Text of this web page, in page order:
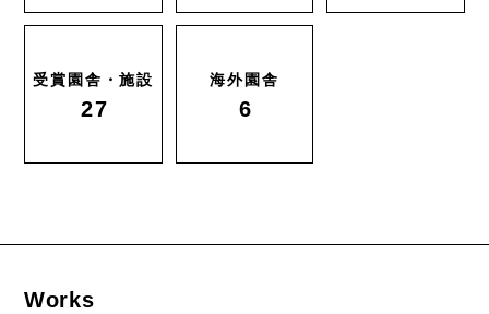
受賞園舎・施設
27
海外園舎
6
Works